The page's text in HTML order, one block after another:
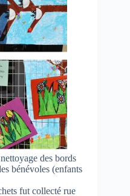
des bords
bénévoles (enfants
fut collecté rue